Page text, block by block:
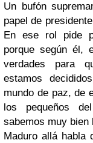
Un bufón
papel de
En ese rol pide
porque según él,
verdades para
estamos
mundo de paz, de
los pequeños
sabemos muy
Maduro allá habla